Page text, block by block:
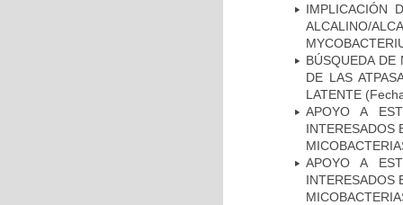
IMPLICACIÓN
ALCALINO/
BÚSQUEDA DE
DE LAS
LATENTE
APOYO A
INTERESADOS
APOYO A
INTERESADOS